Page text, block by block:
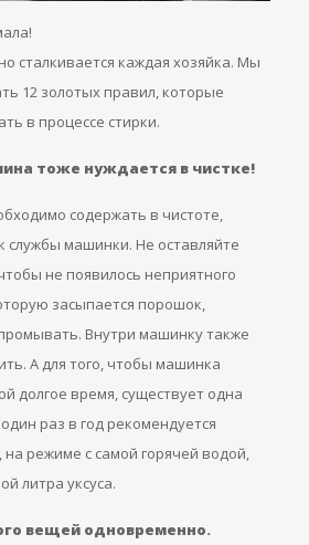
сталкивается каждая хозяйка. Мы
12 золотых правил, которые
в процессе стирки.
тоже нуждается в чистке!
содержать в чистоте,
службы машинки. Не оставляйте
не появилось неприятного
засыпается порошок,
Внутри машинку также
А для того, чтобы машинка
долгое время, существует одна
раз в год рекомендуется
на режиме с самой горячей водой,
литра уксуса.
вещей одновременно.